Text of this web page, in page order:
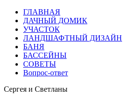
ГЛАВНАЯ
ДАЧНЫЙ ДОМИК
УЧАСТОК
ЛАНДШАФТНЫЙ ДИЗАЙН
БАНЯ
БАССЕЙНЫ
СОВЕТЫ
Вопрос-ответ
Сергея и Светланы